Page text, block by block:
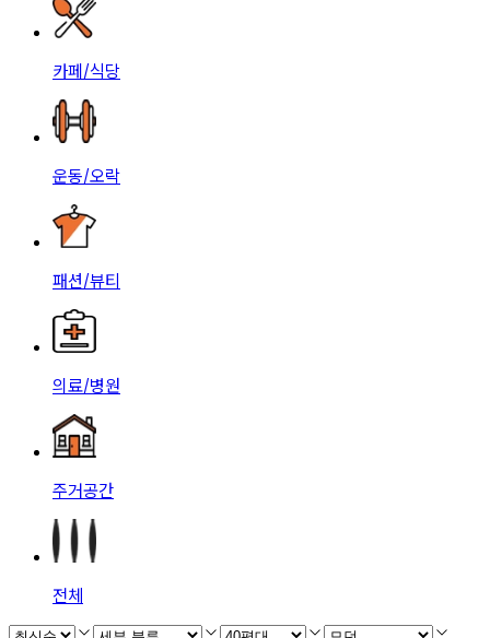
카페/식당
운동/오락
패션/뷰티
의료/병원
주거공간
전체